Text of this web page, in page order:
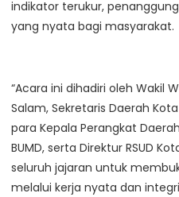
indikator terukur,
yang nyata bagi masyarakat.
“Acara ini dihadiri oleh Wakil
Salam, Sekretaris Daerah
para Kepala Perangkat
BUMD, serta Direktur RSUD
seluruh jajaran untuk
melalui kerja nyata dan